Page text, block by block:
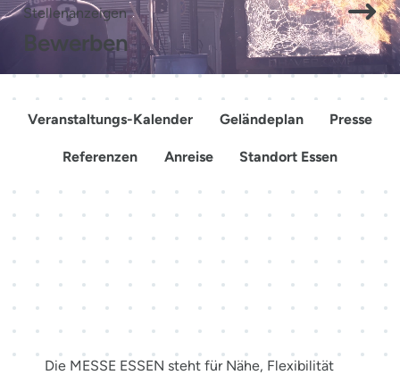
Stellenanzeigen
Bewerben
Veranstaltungs-Kalender Geländeplan Presse
Referenzen Anreise Standort Essen
Mehr als Räume. Erlebnisse
schaffen.
Die MESSE ESSEN steht für Nähe, Flexibilität